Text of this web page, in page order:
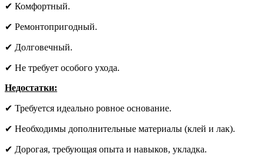
✔ Комфортный.
✔ Ремонтопригодный.
✔ Долговечный.
✔ Не требует особого ухода.
Недостатки:
✔ Требуется идеально ровное основание.
✔ Необходимы дополнительные материалы (клей и лак).
✔ Дорогая, требующая опыта и навыков, укладка.